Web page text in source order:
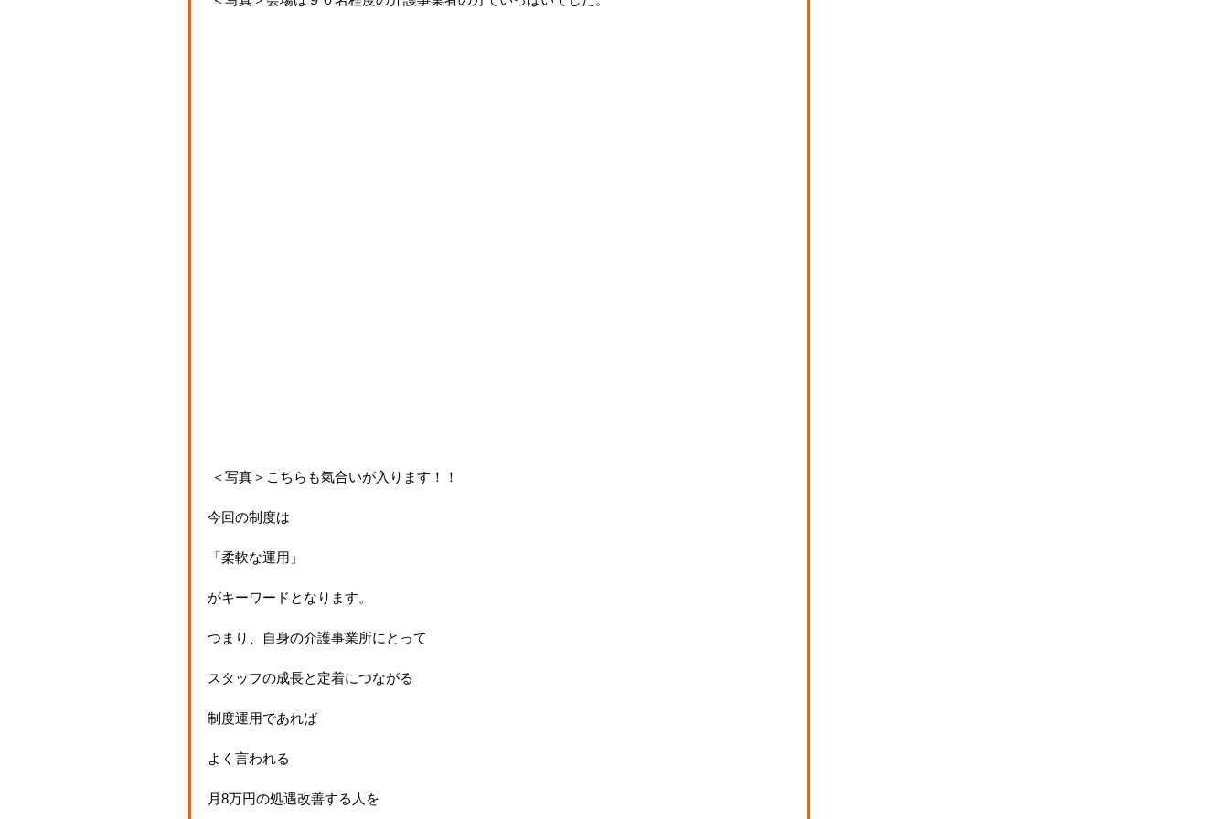
＜写真＞こちらも氣合いが入ります！！
今回の制度は
「柔軟な運用」
がキーワードとなります。
つまり、自身の介護事業所にとって
スタッフの成長と定着につながる
制度運用であれば
よく言われる
月8万円の処遇改善する人を